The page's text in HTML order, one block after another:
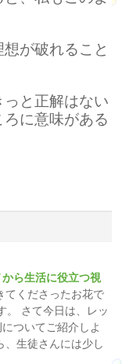
が破れること
と正解はない
に意味がある
ら生活に役立つ視
てくださったお花で
。 さて今日は、レッ
ついてご紹介しよ
、生徒さんには少し